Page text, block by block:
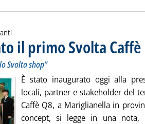
il primo Svolta Caffè
Svolta shop”
È stato inaugurato oggi alla
locali, partner e stakeholder del
Caffè Q8, a Mariglianella in
concept, si legge in una nota,